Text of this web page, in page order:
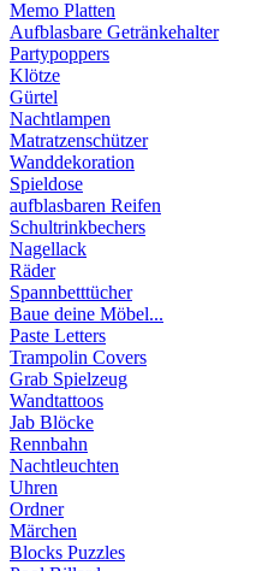
Memo Platten
Aufblasbare Getränkehalter
Partypoppers
Klötze
Gürtel
Nachtlampen
Matratzenschützer
Wanddekoration
Spieldose
aufblasbaren Reifen
Schultrinkbechers
Nagellack
Räder
Spannbetttücher
Baue deine Möbel...
Paste Letters
Trampolin Covers
Grab Spielzeug
Wandtattoos
Jab Blöcke
Rennbahn
Nachtleuchten
Uhren
Ordner
Märchen
Blocks Puzzles